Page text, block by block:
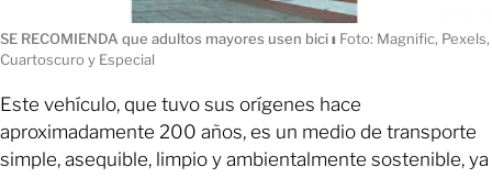
SE RECOMIENDA que adultos mayores usen biciı Foto: Magnific, Pexels,
Cuartoscuro y Especial
Este vehículo, que tuvo sus orígenes hace
aproximadamente 200 años, es un medio de transporte
simple, asequible, limpio y ambientalmente sostenible, ya